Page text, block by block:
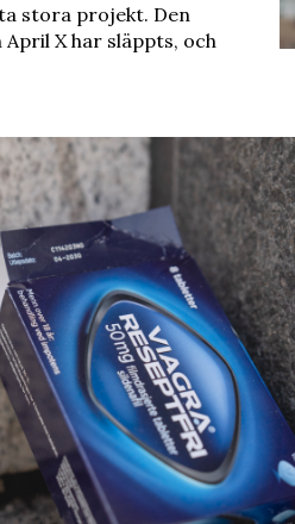
stora projekt. Den
X har släppts, och